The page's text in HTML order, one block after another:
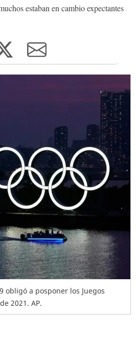
estaban en cambio expectantes
obligó a posponer los Juegos
2021. AP.